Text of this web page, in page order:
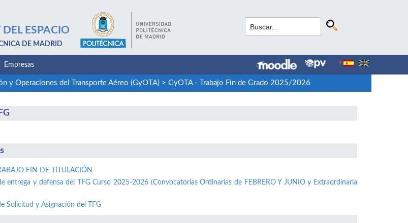
ESPACIO
DE MADRID
Empresas
y Operaciones del Transporte Aéreo (GyOTA)> GyOTA - Trabajo Fin de Grado 2025/2026
FIN DE TITULACIÓN
entrega y defensa del TFG Curso 2025-2026 (Convocatorias Ordinarias de FEBRERO Y JUNIO y Extraordinaria
Solicitud y Asignación del TFG